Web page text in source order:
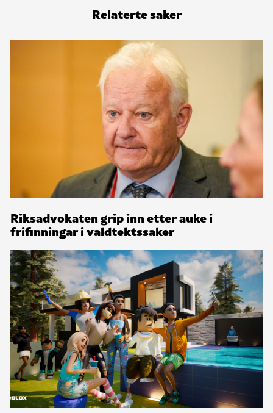
Relaterte saker
Riksadvokaten grip inn etter auke i
frifinningar i valdtektssaker